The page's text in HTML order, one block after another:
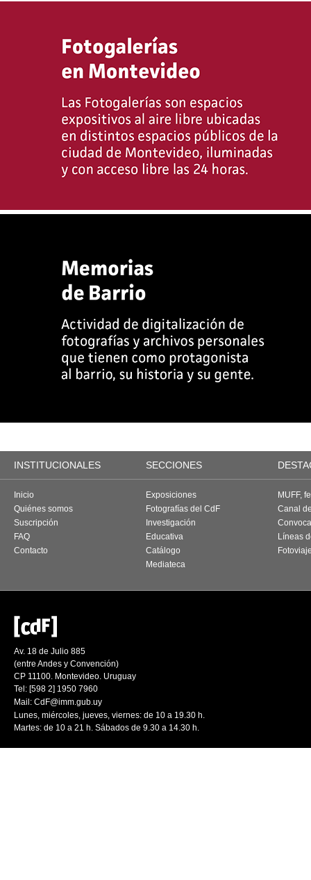
INSTITUCIONALES SECCIONES
Inicio
Quiénes somos
Suscripción
FAQ
Contacto
Exposiciones
Fotografías del CdF
Investigación
Educativa
Catálogo
Mediateca
MUFF,
Canal
Líneas
Av. 18 de Julio 885
(entre Andes y Convención)
CP 11100. Montevideo. Uruguay
Tel: [598 2] 1950 7960
Mail: CdF@imm.gub.uy
Lunes, miércoles, jueves, viernes: de 10 a 19.30 h.
Martes: de 10 a 21 h. Sábados de 9.30 a 14.30 h.